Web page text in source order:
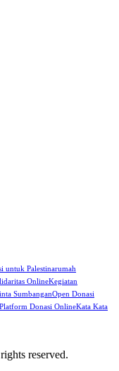
untuk Palestinarumah
OnlineKegiatan
SumbanganOpen Donasi
Platform Donasi OnlineKata Kata
reserved.